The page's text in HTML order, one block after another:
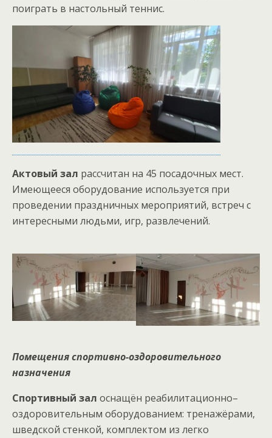
поиграть в настольный теннис.
Актовый зал рассчитан на 45 посадочных мест.
Имеющееся оборудование используется при
проведении праздничных мероприятий, встреч с
интересными людьми, игр, развлечений.
Помещения спортивно-оздоровительного
назначения
Спортивный зал оснащён реабилитационно–
оздоровительным оборудованием: тренажёрами,
шведской стенкой, комплектом из легко